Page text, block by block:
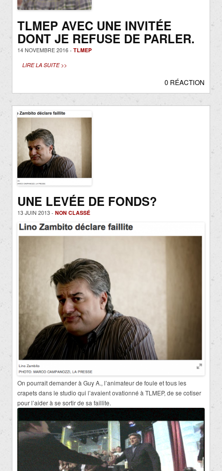
TLMEP AVEC UNE INVITÉE
DONT JE REFUSE DE PARLER.
14 NOVEMBRE 2016 - TLMEP
LIRE LA SUITE >>
0 RÉACTION
UNE LEVÉE DE FONDS?
13 JUIN 2013 - NON CLASSÉ
On pourrait demander à Guy A., l’animateur de foule et tous les
crapets dans le studio qui l’avaient ovationné à TLMEP, de se cotiser
pour l’aider à se sortir de sa faillite.